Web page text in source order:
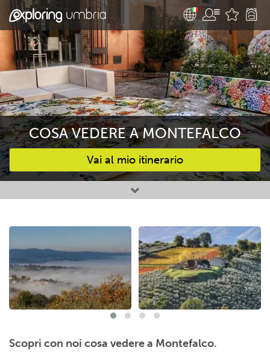
COSA VEDERE A MONTEFALCO
Vai al mio itinerario
Attività preferite
Scopri con noi cosa vedere a Montefalco.